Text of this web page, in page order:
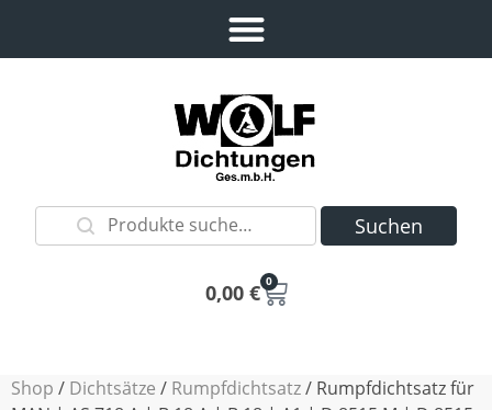
Suchen
0,00 € 0
Shop / Dichtsätze / Rumpfdichtsatz/ Rumpfdichtsatz für